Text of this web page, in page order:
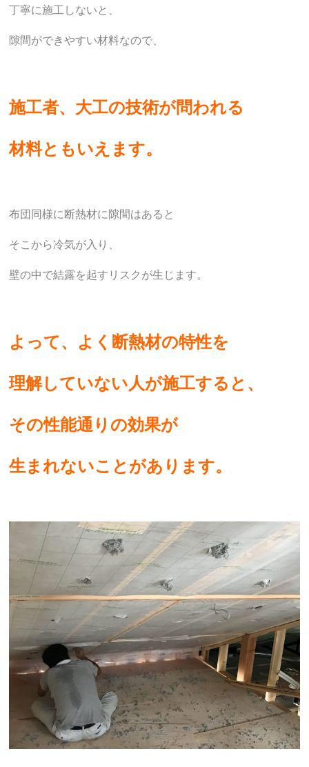
丁寧に施工しないと、
隙間ができやすい材料なので、
施工者、大工の技術が問われる
材料ともいえます。
布団同様に断熱材に隙間はあると
そこから冷気が入り、
壁の中で結露を起すリスクが生じます。
よって、よく断熱材の特性を
理解していない人が施工すると、
その性能通りの効果が
生まれないことがあります。